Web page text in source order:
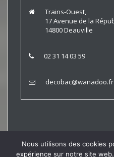
Trains-Ouest,
17 Avenue de la
14800 Deauville
02 31 14 03 59
decobac@wanadoo.fr
Nous utilisons des cookies
expérience sur notre site